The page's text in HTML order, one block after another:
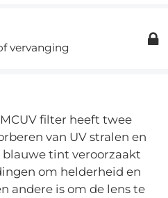
vervanging
filter heeft twee
van UV stralen en
tint veroorzaakt
om helderheid en
andere is om de lens te